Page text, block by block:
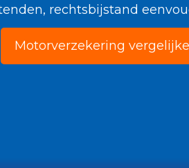
rechtsbijstand
Motorverzekering